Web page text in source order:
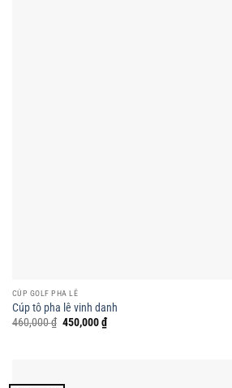
CÚP GOLF PHA LÊ
Cúp tô pha lê vinh danh
460,000₫ Giá
450,000₫Giá
hiện